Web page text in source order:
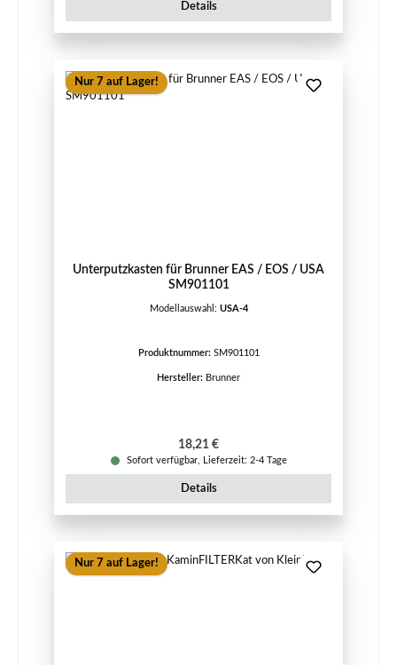
Details
Nur 7 auf Lager!
Unterputzkasten für Brunner EAS / EOS / USA
SM901101
Modellauswahl: USA-4
Produktnummer: SM901101
Hersteller: Brunner
Regulärer Preis:
18,21 €
Sofort verfügbar, Lieferzeit: 2-4 Tage
Details
Nur 7 auf Lager!